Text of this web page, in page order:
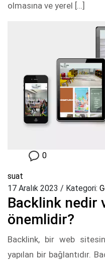
olmasına ve yerel […]
0
suat
17 Aralık 2023 / Kategori:
Backlink nedir
önemlidir?
Backlink, bir web
yapılan bir bağlantıdır.